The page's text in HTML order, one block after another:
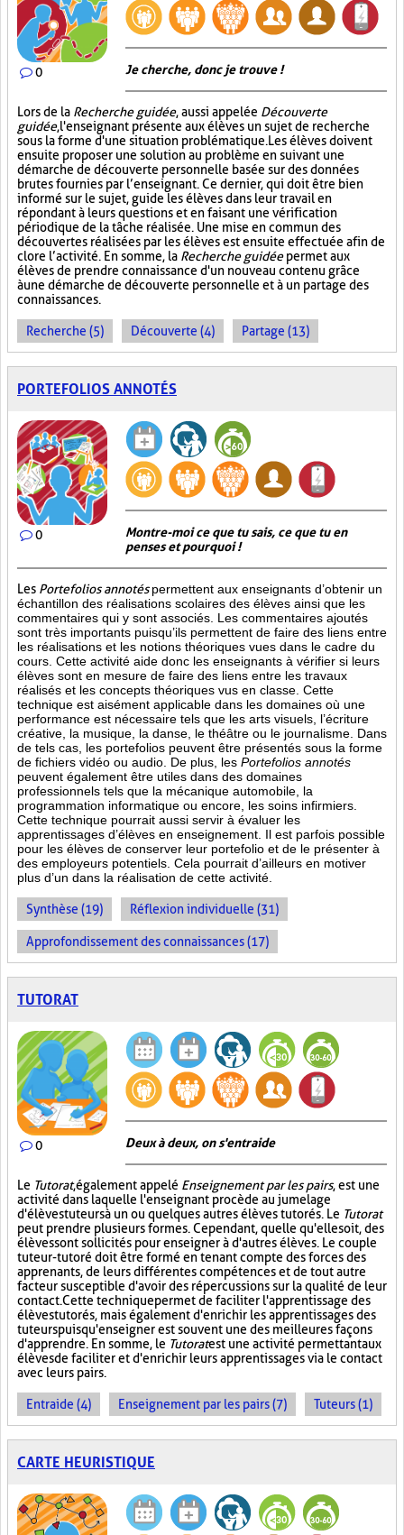
0 Je cherche, donc je trouve !
Lors de la Recherche guidée, aussi appelée Découverte
guidée, l'enseignant présente aux élèves un sujet de recherche
sous la forme d'une situation problématique. Les élèves doivent
ensuite proposer une solution au problème en suivant une
démarche de découverte personnelle basée sur des données
brutes fournies par l’enseignant. Ce dernier, qui doit être bien
informé sur le sujet, guide les élèves dans leur travail en
répondant à leurs questions et en faisant une vérification
périodique de la tâche réalisée. Une mise en commun des
découvertes réalisées par les élèves est ensuite effectuée afin de
clore l’activité. En somme, la Recherche guidéepermet aux
élèves de prendre connaissance d'un nouveau contenu grâce
à une démarche de découverte personnelle et à un partage des
connaissances.
Recherche (5) Découverte (4) Partage (13)
PORTEFOLIOS ANNOTÉS
0
Montre-moi ce que tu sais, ce que tu en
penses et pourquoi !
Les Portefolios annotés permettent aux enseignants d’obtenir un
échantillon des réalisations scolaires des élèves ainsi que les
commentaires qui y sont associés. Les commentaires ajoutés
sont très importants puisqu’ils permettent de faire des liens entre
les réalisations et les notions théoriques vues dans le cadre du
cours. Cette activité aide donc les enseignants à vérifier si leurs
élèves sont en mesure de faire des liens entre les travaux
réalisés et les concepts théoriques vus en classe. Cette
technique est aisément applicable dans les domaines où une
performance est nécessaire tels que les arts visuels, l’écriture
créative, la musique, la danse, le théâtre ou le journalisme. Dans
de tels cas, les portefolios peuvent être présentés sous la forme
de fichiers vidéo ou audio. De plus, les Portefolios annotés
peuvent également être utiles dans des domaines
professionnels tels que la mécanique automobile, la
programmation informatique ou encore, les soins infirmiers.
Cette technique pourrait aussi servir à évaluer les
apprentissages d’élèves en enseignement. Il est parfois possible
pour les élèves de conserver leur portefolio et de le présenter à
des employeurs potentiels. Cela pourrait d’ailleurs en motiver
plus d’un dans la réalisation de cette activité.
Synthèse (19) Réflexion individuelle (31)
Approfondissement des connaissances (17)
TUTORAT
0 Deux à deux, on s'entraide
Le Tutorat, également appelé Enseignement par les pairs, est une
activité dans laquelle l'enseignant procède au jumelage
d'élèves tuteurs à un ou quelques autres élèves tutorés. Le Tutorat
peut prendre plusieurs formes. Cependant, quelle qu'elle soit, des
élèves sont sollicités pour enseigner à d'autres élèves. Le couple
tuteur-tutoré doit être formé en tenant compte des forces des
apprenants, de leurs différentes compétences et de tout autre
facteur susceptible d'avoir des répercussions sur la qualité de leur
contact. Cette technique permet de faciliter l'apprentissage des
élèves tutorés, mais également d'enrichir les apprentissages des
tuteurs puisqu'enseigner est souvent une des meilleures façons
d'apprendre. En somme, le Tutoratest une activité permettant aux
élèves de faciliter et d'enrichir leurs apprentissages via le contact
avec leurs pairs.
Entraide (4) Enseignement par les pairs (7) Tuteurs (1)
CARTE HEURISTIQUE